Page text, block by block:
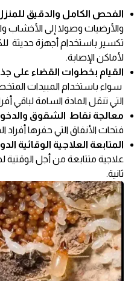
الفحص الكامل والدقيق
والأرضيات وصولا إلى الأخشاب
تكسير باستخدام أجهزة حديثة
لأماكن الإصابة.
القيام بخطوات القضاء على
سواء باستخدام المبيدات
التي تنقل المادة السامة لباقي
معالجة نقاط الشقوق
فتحات الأنفاق التي حفرها
المتابعة العلاجية الوقائية
علاجية متتابعة من أجل
ثانية.